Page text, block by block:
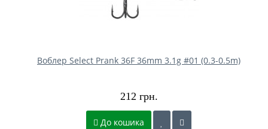
Воблер Select Prank 36F 36mm 3.1g #01 (0.3-0.5m)
212 грн.
До кошика